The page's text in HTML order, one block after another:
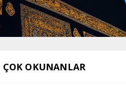
ÇOK OKUNANLAR